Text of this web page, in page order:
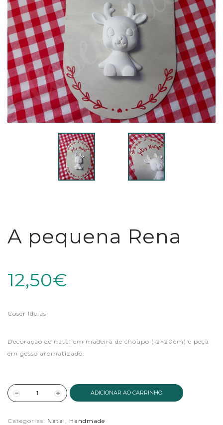
A pequena Rena
12,50€
Coser Ideias
Decoração de natal em madeira de choupo (12×20cm) e peça
em gesso aromatizado.
ADICIONAR AO CARRINHO
Categorias: Natal , Handmade